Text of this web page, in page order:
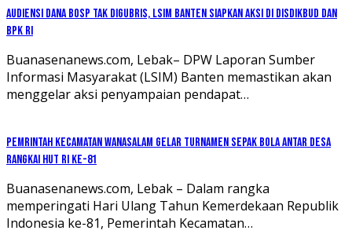
Audiensi Dana BOSP Tak Digubris, LSIM Banten Siapkan Aksi di Disdikbud dan
BPK RI
Buanasenanews.com, Lebak– DPW Laporan Sumber
Informasi Masyarakat (LSIM) Banten memastikan akan
menggelar aksi penyampaian pendapat…
Pemrintah kecamatan Wanasalam Gelar Turnamen Sepak Bola Antar Desa
Rangkai HUT RI ke-81
Buanasenanews.com, Lebak – Dalam rangka
memperingati Hari Ulang Tahun Kemerdekaan Republik
Indonesia ke-81, Pemerintah Kecamatan…